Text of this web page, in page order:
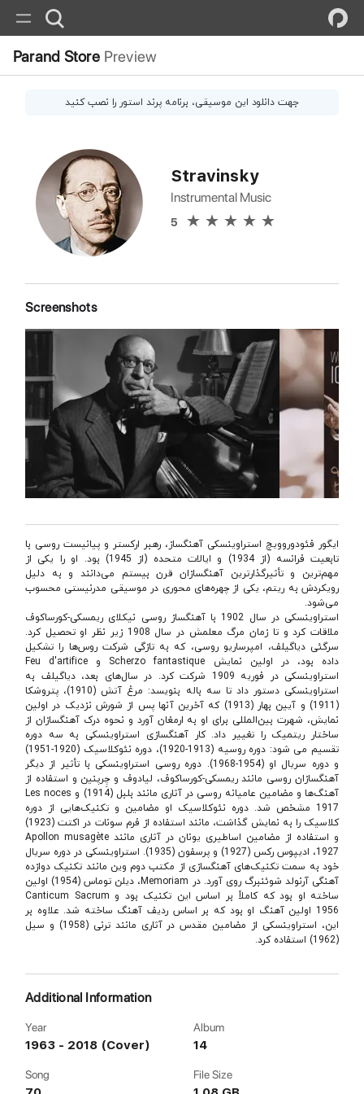
Parand Store Preview
جهت دانلود این موسیقی، برنامه پرند استور را نصب کنید
Stravinsky
Instrumental Music
5
Screenshots
ایگور فئودوروویچ استراوینسکی آهنگساز، رهبر ارکستر و پیانیست روسی با
تابعیت فرانسه (از 1934) و ایالات متحده (از 1945) بود. او را یکی از
مهم‌ترین و تأثیرگذارترین آهنگسازان قرن بیستم می‌دانند و به دلیل
رویکردش به ریتم، یکی از چهره‌های محوری در موسیقی مدرنیستی محسوب
می‌شود.
استراوینسکی در سال 1902 با آهنگساز روسی نیکلای ریمسکی-کورساکوف
ملاقات کرد و تا زمان مرگ معلمش در سال 1908 زیر نظر او تحصیل کرد.
سرگئی دیاگیلف، امپرساریو روسی، که به تازگی شرکت روس‌ها را تشکیل
داده بود، در اولین نمایش Scherzo fantastique و Feu d'artifice
استراوینسکی در فوریه 1909 شرکت کرد. در سال‌های بعد، دیاگیلف به
استراوینسکی دستور داد تا سه باله بنویسد: مرغ آتش (1910)، پتروشکا
(1911) و آیین بهار (1913) که آخرین آنها پس از شورش نزدیک در اولین
نمایش، شهرت بین‌المللی برای او به ارمغان آورد و نحوه درک آهنگسازان از
ساختار ریتمیک را تغییر داد. کار آهنگسازی استراوینسکی به سه دوره
تقسیم می شود: دوره روسیه (1913-1920)، دوره نئوکلاسیک (1920-1951)
و دوره سریال او (1954-1968). دوره روسی استراوینسکی با تأثیر از دیگر
آهنگسازان روسی مانند ریمسکی-کورساکوف، لیادوف و چِرپنین و استفاده از
آهنگ‌ها و مضامین عامیانه روسی در آثاری مانند بلبل (1914) و Les noces
1917 مشخص شد. دوره نئوکلاسیک او مضامین و تکنیک‌هایی از دوره
کلاسیک را به نمایش گذاشت، مانند استفاده از فرم سونات در اکتت (1923)
و استفاده از مضامین اساطیری یونان در آثاری مانند Apollon musagète
1927، ادیپوس رکس (1927) و پرسفون (1935). استراوینسکی در دوره سریال
خود به سمت تکنیک‌های آهنگسازی از مکتب دوم وین مانند تکنیک دوازده
آهنگی آرنولد شوئنبرگ روی آورد. در Memoriam، دیلن توماس (1954) اولین
ساخته او بود که کاملاً بر اساس این تکنیک بود و Canticum Sacrum
1956 اولین آهنگ او بود که بر اساس ردیف آهنگ ساخته شد. علاوه بر
این، استراوینسکی از مضامین مقدس در آثاری مانند ترنی (1958) و سیل
(1962) استفاده کرد.
Additional Information
Year
1963 - 2018 (Cover)
Album
14
Song File Size